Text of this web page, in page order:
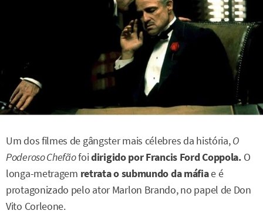
Um dos filmes de gângster mais célebres da história,O
Poderoso Chefãofoidirigido por Francis Ford Coppola.O
longa-metragem retrata o submundo da máfiae é
protagonizado pelo ator Marlon Brando, no papel de Don
Vito Corleone.